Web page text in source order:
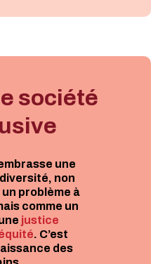
société
une
non
problème à
comme un
justice
. C’est
des